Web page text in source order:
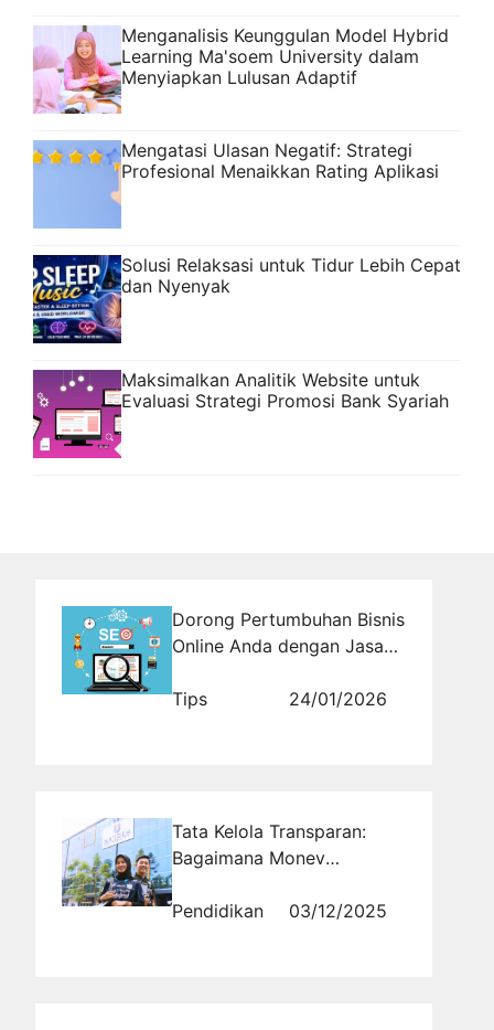
Menganalisis Keunggulan Model Hybrid
Learning Ma'soem University dalam
Menyiapkan Lulusan Adaptif
Mengatasi Ulasan Negatif: Strategi
Profesional Menaikkan Rating Aplikasi
Solusi Relaksasi untuk Tidur Lebih Cepat
dan Nyenyak
Maksimalkan Analitik Website untuk
Evaluasi Strategi Promosi Bank Syariah
Dorong Pertumbuhan Bisnis
Online Anda dengan Jasa
Tips
24/01/2026
Tata Kelola Transparan:
Bagaimana Monev
Menjamin Akuntabilitas
Pendidikan 03/12/2025